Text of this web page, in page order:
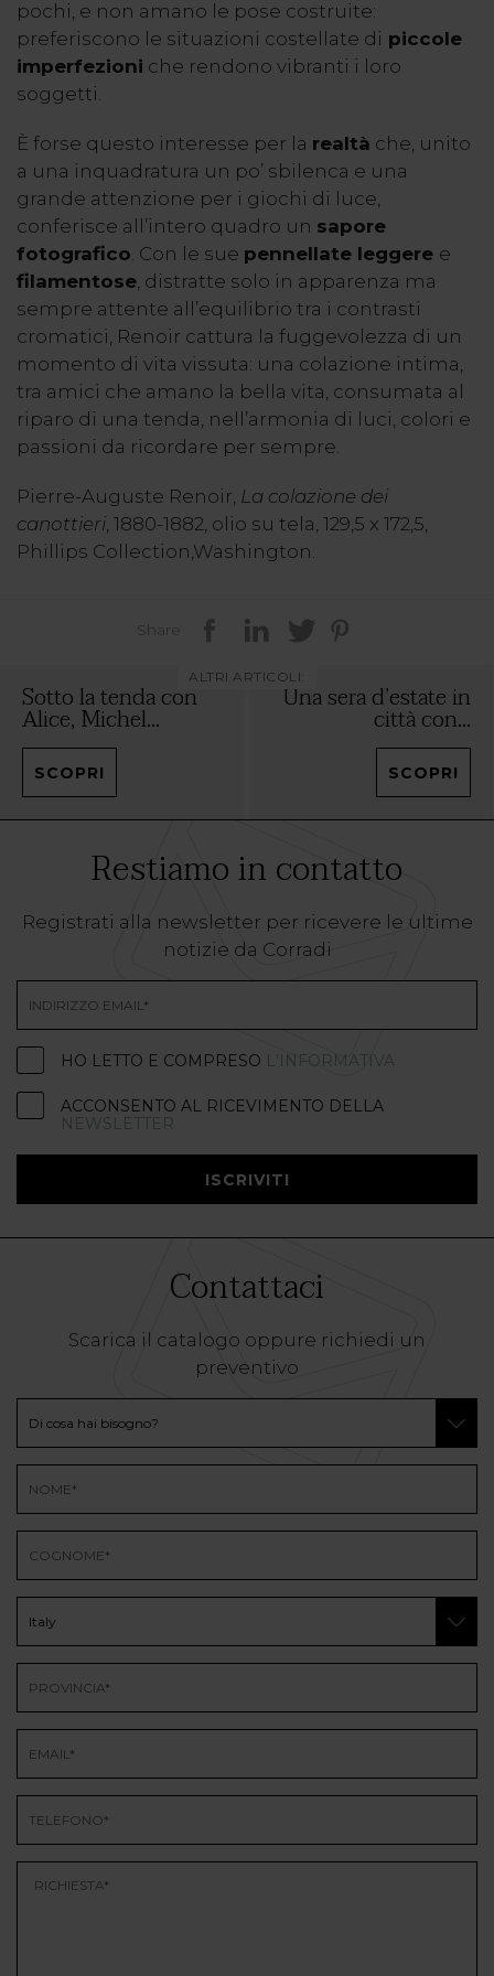
pochi, e non amano le pose costruite:
preferiscono le situazioni costellate di piccole
imperfezioni che rendono vibranti i loro
soggetti.
È forse questo interesse per la realtà che, unito
a una inquadratura un po’ sbilenca e una
grande attenzione per i giochi di luce,
conferisce all’intero quadro un sapore
fotografico. Con le sue pennellate leggere e
filamentose, distratte solo in apparenza ma
sempre attente all’equilibrio tra i contrasti
cromatici, Renoir cattura la fuggevolezza di un
momento di vita vissuta: una colazione intima,
tra amici che amano la bella vita, consumata al
riparo di una tenda, nell’armonia di luci, colori e
passioni da ricordare per sempre.
Pierre-Auguste Renoir, La colazione dei
canottieri, 1880-1882, olio su tela, 129,5 x 172,5,
Phillips Collection,Washington.
Share
ALTRI ARTICOLI:
Sotto la tenda con
Alice, Michel...
SCOPRI
Una sera d’estate in
città con...
SCOPRI
Restiamo in contatto
Registrati alla newsletter per ricevere le ultime
notizie da Corradi
HO LETTO E COMPRESO L'INFORMATIVA
ACCONSENTO AL RICEVIMENTO DELLA
NEWSLETTER
ISCRIVITI
Contattaci
Scarica il catalogo oppure richiedi un
preventivo